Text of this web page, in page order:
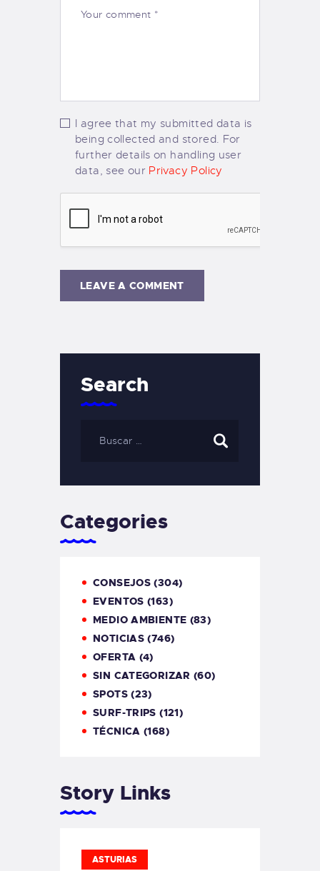
I agree that my submitted data is
being collected and stored. For
further details on handling user
data, see our Privacy Policy
Search
Categories
CONSEJOS (304)
EVENTOS (163)
MEDIO AMBIENTE (83)
NOTICIAS (746)
OFERTA (4)
SIN CATEGORIZAR (60)
SPOTS(23)
SURF-TRIPS (121)
TÉCNICA (168)
Story Links
ASTURIAS